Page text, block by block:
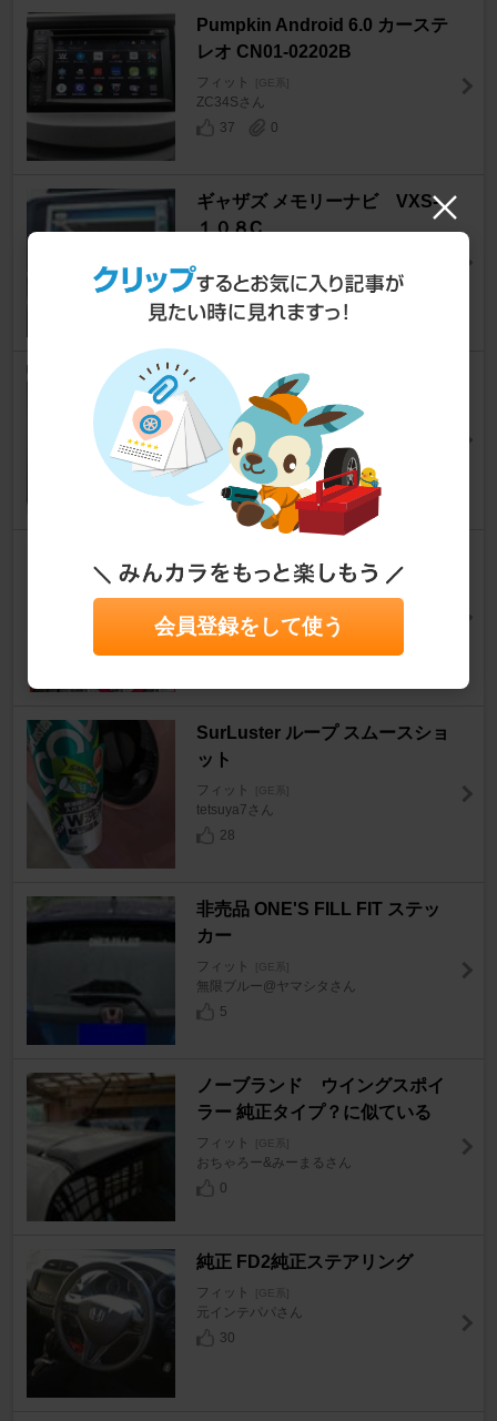
Pumpkin Android 6.0 カーステ
レオ CN01-02202B
フィット [GE系]
ZC34Sさん
37
0
ギャザズ メモリーナビ VXS-
１０８C
まひろ☆さん
0
0
HID屋 / トレーディングトレー
ド LEDヘッドライト DSシリー
ズ
フィット [GE系]
フーテンの虎さん
ター175/65R15
フィット
祭り大好きさん
19
SurLuster ループ スムースショ
ット
フィット [GE系]
tetsuya7さん
28
非売品 ONE'S FILL FIT ステッ
カー
フィット [GE系]
無限ブルー@ヤマシタさん
5
ノーブランド ウイングスポイ
ラー 純正タイプ？に似ている
フィット [GE系]
おちゃろー&みーまるさん
0
純正 FD2純正ステアリング
フィット [GE系]
元インテパパさん
30
会員登録をして使う